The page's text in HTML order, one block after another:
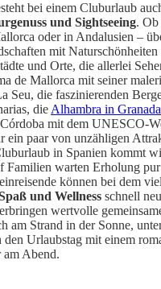
bei einem Cluburlaub
und Sightseeing.
oder in Andalusien –
mit Naturschönheiten
und Orte, die allerlei
de Mallorca mit seiner
Seu, die faszinierenden
die Alhambra in Granada
mit dem UNESCO-
ein paar von unzähligen
in Spanien kommt
Familien warten Erholung
können bei dem
und Wellness schnell
wertvolle
am Strand in der Sonne,
Urlaubstag mit einem
Abend.